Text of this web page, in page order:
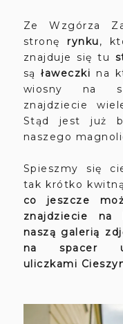
Ze Wzgórza
stronę rynku,
znajduje się tu
sąławeczki na
wiosny na
znajdziecie
Stąd jest już
naszego
Spieszmy się
tak krótko
co jeszcze
znajdziecie na
naszą galerią
na spacer
uliczkami